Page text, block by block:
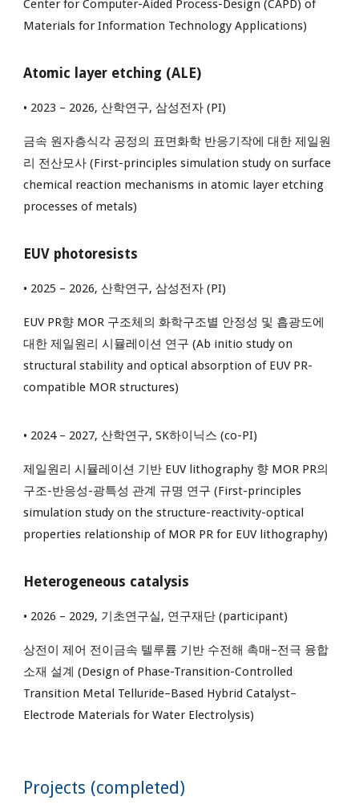
Center for Computer-Aided Process-Design (CAPD) of
Materials for Information Technology Applications)
Atomic layer etching (ALE)
• 2023 – 2026, 산학연구, 삼성전자 (PI)
금속 원자층식각 공정의 표면화학 반응기작에 대한 제일원
리 전산모사 (First-principles simulation study on surface
chemical reaction mechanisms in atomic layer etching
processes of metals)
EUV photoresists
• 2025 – 2026, 산학연구, 삼성전자 (PI)
EUV PR향 MOR 구조체의 화학구조별 안정성 및 흡광도에
대한 제일원리 시뮬레이션 연구 (Ab initio study on
structural stability and optical absorption of EUV PR-
compatible MOR structures)
• 2024 – 2027, 산학연구, SK하이닉스(co-PI)
제일원리 시뮬레이션 기반 EUV lithography 향 MOR PR의
구조-반응성-광특성 관계 규명 연구 (First-principles
simulation study on the structure-reactivity-optical
properties relationship of MOR PR for EUV lithography)
Heterogeneous catalysis
• 2026 – 2029, 기초연구실, 연구재단(participant)
상전이 제어 전이금속 텔루륨 기반 수전해 촉매–전극 융합
소재 설계 (Design of Phase-Transition-Controlled
Transition Metal Telluride–Based Hybrid Catalyst–
Electrode Materials for Water Electrolysis)
Projects (completed)